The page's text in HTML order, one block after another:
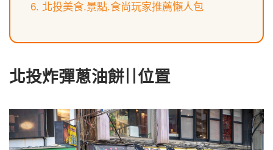
北投美食.景點.食尚玩家推薦懶人包
北投炸彈蔥油餅||位置